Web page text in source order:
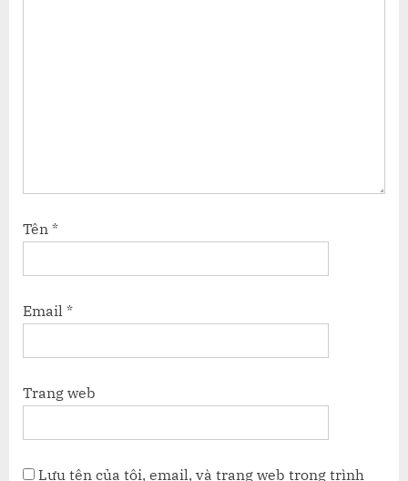
Tên *
Email *
Trang web
Lưu tên của tôi, email, và trang web trong trình